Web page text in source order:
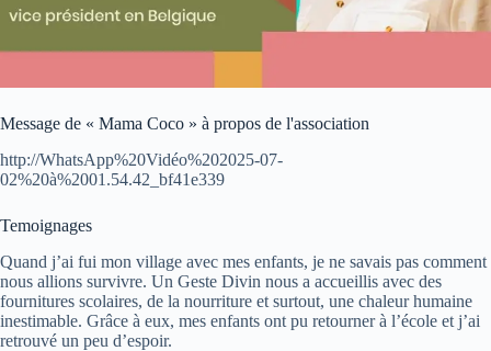
Message de « Mama Coco » à propos de l'association
http://WhatsApp%20Vidéo%202025-07-
02%20à%2001.54.42_bf41e339
Temoignages
Quand j’ai fui mon village avec mes enfants, je ne savais pas comment
nous allions survivre. Un Geste Divin nous a accueillis avec des
fournitures scolaires, de la nourriture et surtout, une chaleur humaine
inestimable. Grâce à eux, mes enfants ont pu retourner à l’école et j’ai
retrouvé un peu d’espoir.